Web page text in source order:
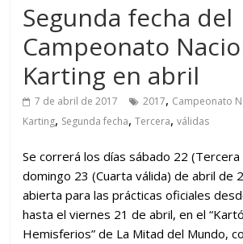
Segunda fecha del
Campeonato
Karting en abril
7 de abril de 2017 2017, Campeonato
Karting, Segunda fecha,Tercera,válidas
Se correrá los días sábado 22 (Tercera
domingo 23 (Cuarta válida) de abril de
abierta para las prácticas oficiales
hasta el viernes 21 de abril, en el
Hemisferios” de La Mitad del Mundo,